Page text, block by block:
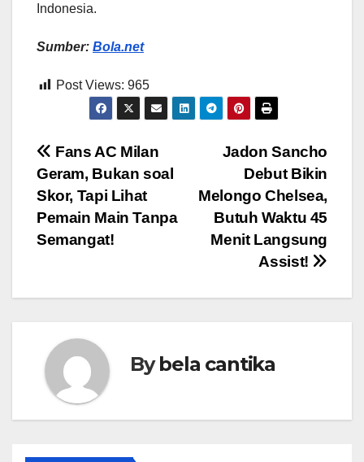
Indonesia.
Sumber: Bola.net
Post Views: 965
Post
navigation
Jadon Sancho
Debut Bikin
Melongo Chelsea,
Butuh Waktu 45
Menit Langsung
Assist!
Fans AC Milan
Geram, Bukan soal
Skor, Tapi Lihat
Pemain Main Tanpa
Semangat!
Bybela cantika